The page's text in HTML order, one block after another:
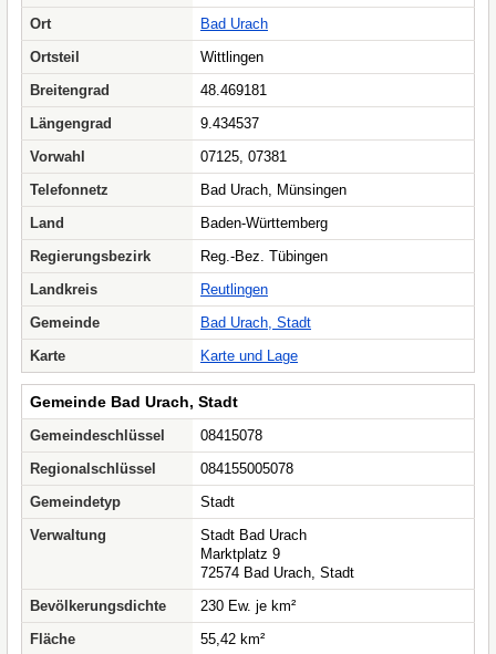
Ort
Bad Urach
Ortsteil
Wittlingen
Breitengrad
48.469181
Längengrad
9.434537
Vorwahl
07125, 07381
Telefonnetz
Bad Urach, Münsingen
Land
Baden-Württemberg
Regierungsbezirk
Reg.-Bez. Tübingen
Landkreis
Reutlingen
Gemeinde
Bad Urach, Stadt
Karte
Karte und Lage
Gemeinde Bad Urach, Stadt
Gemeindeschlüssel
08415078
Regionalschlüssel
084155005078
Gemeindetyp
Stadt
Verwaltung
Stadt Bad Urach
Marktplatz 9
72574 Bad Urach, Stadt
Bevölkerungsdichte
230 Ew. je km²
Fläche
55,42 km²